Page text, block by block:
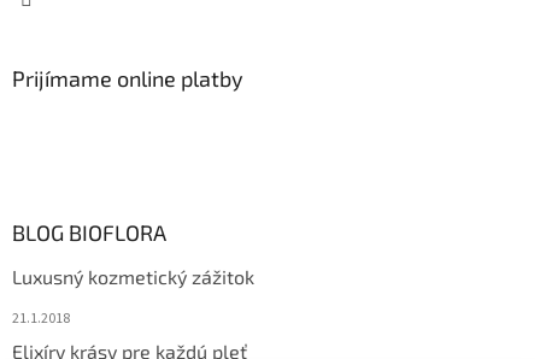
Prijímame online platby
BLOG BIOFLORA
Luxusný kozmetický zážitok
21.1.2018
Elixíry krásy pre každú pleť